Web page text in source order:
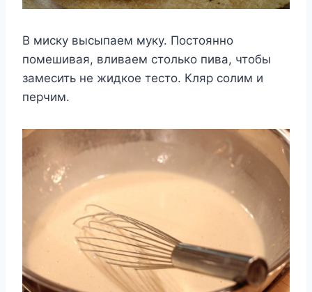
В миску высыпаем муку. Постоянно
помешивая, вливаем столько пива, чтобы
замесить не жидкое тесто. Кляр солим и
перчим.